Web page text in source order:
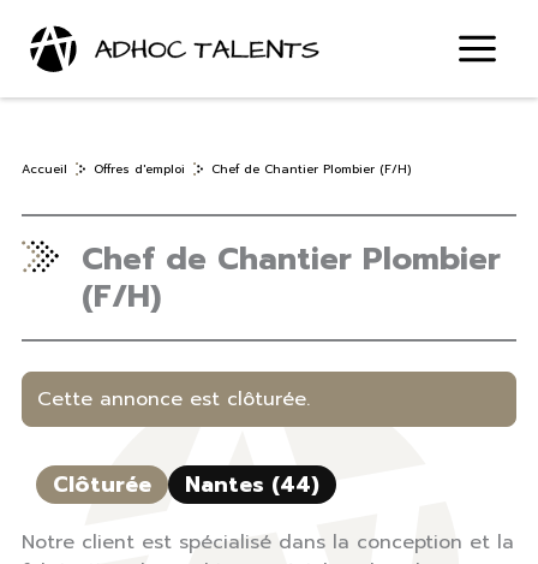
contenu
Accueil Offres d'emploi Chef de Chantier Plombier (F/H)
Chef de Chantier Plombier
(F/H)
Cette annonce est clôturée.
Clôturée Nantes (44)
Notre client est spécialisé dans la conception et la